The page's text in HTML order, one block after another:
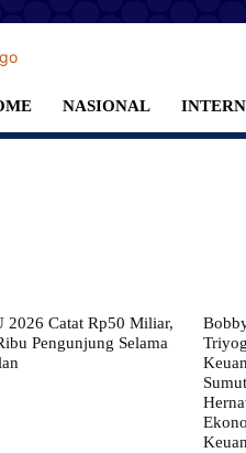
NASIONAL
2026 Catat Rp50 Miliar,
Pengunjung Selama